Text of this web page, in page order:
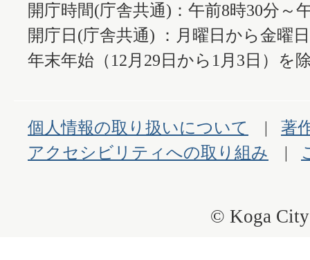
開庁時間(庁舎共通)：午前8時30分～
開庁日(庁舎共通) ：月曜日から金曜
年末年始（12月29日から1月3日）を
個人情報の取り扱いについて
著
アクセシビリティへの取り組み
© Koga City